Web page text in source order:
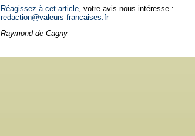
Réagissez à cet article , votre avis nous intéresse :
redaction@valeurs-francaises.fr
Raymond de Cagny